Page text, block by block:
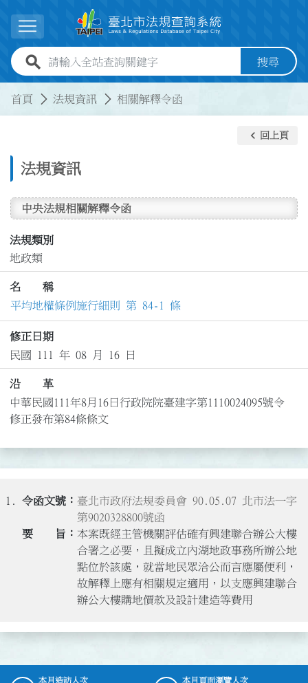
展開選單
全站查詢關鍵字欄位 搜尋
首頁 法規資訊 相關解釋令函
法規資訊
keyboard_arrow_left 回上頁
中央法規相關解釋令函
法規類別
地政類
名 稱
平均地權條例施行細則 第 84-1 條
修正日期
民國 111 年 08 月 16 日
沿 革
中華民國111年8月16日行政院院臺建字第1110024095號令
修正發布第84條條文
1.
臺北市政府法規委員會 90.05.07 北市法一字
第9020328800號函
本案既經主管機關評估確有興建聯合辦公大樓
合署之必要，且擬成立內湖地政事務所辦公地
點位於該處，就當地民眾洽公而言應屬便利，
故解釋上應有相關規定適用，以支應興建聯合
辦公大樓購地價款及設計建造等費用
本月造訪人次 本月頁面瀏覽人次